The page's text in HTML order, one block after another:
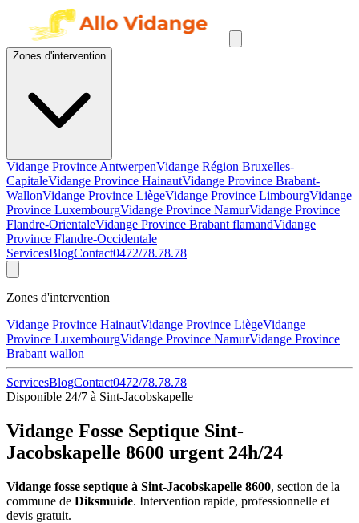
Zones d'intervention
Vidange Province AntwerpenVidange Région Bruxelles-
CapitaleVidange Province HainautVidange Province Brabant-
WallonVidange Province LiègeVidange Province LimbourgVidange
Province LuxembourgVidange Province NamurVidange Province
Flandre-OrientaleVidange Province Brabant flamandVidange
Province Flandre-Occidentale
ServicesBlogContact0472/78.78.78
Zones d'intervention
Vidange Province HainautVidange Province LiègeVidange
Province LuxembourgVidange Province NamurVidange Province
Brabant wallon
ServicesBlogContact0472/78.78.78
Disponible 24/7 à Sint-Jacobskapelle
Vidange Fosse Septique Sint-
Jacobskapelle 8600 urgent 24h/24
Vidange fosse septique à Sint-Jacobskapelle 8600, section de la
commune de Diksmuide. Intervention rapide, professionnelle et
devis gratuit.